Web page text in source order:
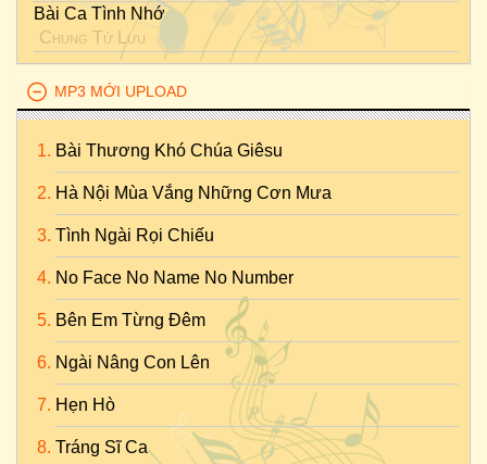
Bài Ca Tình Nhớ
Chung Tử Lưu
MP3 MỚI UPLOAD
Bài Thương Khó Chúa Giêsu
Hà Nội Mùa Vắng Những Cơn Mưa
Tình Ngài Rọi Chiếu
No Face No Name No Number
Bên Em Từng Đêm
Ngài Nâng Con Lên
Hẹn Hò
Tráng Sĩ Ca